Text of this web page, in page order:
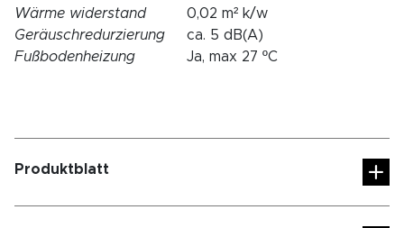
Wärme widerstand
0,02 m² k/w
Geräuschredurzierung
ca. 5 dB(A)
Fußbodenheizung
Ja, max 27 ºC
Produktblatt